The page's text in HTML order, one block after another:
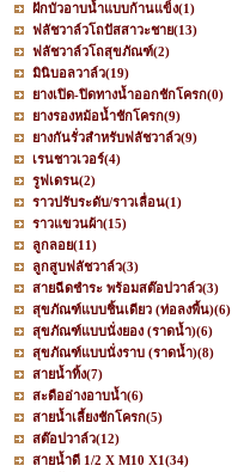
ฝักบัวอาบน้ำแบบก้านแข็ง(1)
ฟลัชวาล์วโถปัสสาวะชาย(13)
ฟลัชวาล์วโถสุขภัณฑ์(2)
มินิบอลวาล์ว(19)
ยางเปิด-ปิดทางน้ำออกชักโครก(0)
ยางรองหม้อน้ำชักโครก(9)
ยางกันรั่วสำหรับฟลัชวาล์ว(9)
เรนชาวเวอร์(4)
รูฟเดรน(2)
ราวปรับระดับ/ราวเลื่อน(1)
ราวแขวนผ้า(15)
ลูกลอย(11)
ลูกสูบฟลัชวาล์ว(3)
สายฉีดชำระ พร้อมสต๊อปวาล์ว(3)
สุขภัณฑ์แบบชิ้นเดียว (ท่อลงพื้น)(6)
สุขภัณฑ์แบบนั่งยอง (ราดน้ำ)(6)
สุขภัณฑ์แบบนั่งราบ (ราดน้ำ)(8)
สายน้ำทิ้ง(7)
สะดืออ่างอาบน้ำ(6)
สายน้ำเลี้ยงชักโครก(5)
สต๊อปวาล์ว(12)
สายน้ำดี 1/2 X M10 X1(34)